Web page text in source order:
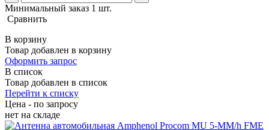
Минимальный заказ 1 шт.
Сравнить
В корзину
Товар добавлен в корзину
Оформить запрос
В список
Товар добавлен в список
Перейти к списку
Цена - по запросу
нет на складе